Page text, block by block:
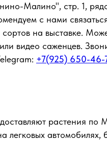
Малино", стр. 1,
с нами
сортов на выставке.
видео саженцев.
+7(925) 650-46-
растения по
легковых автомобилях,